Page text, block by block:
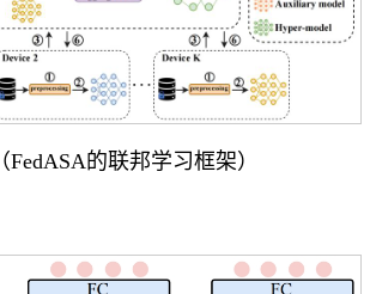
（FedASA的联邦学习框架）